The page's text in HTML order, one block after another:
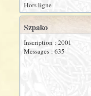
Hors ligne
Szpako
Inscription : 2001
Messages : 635